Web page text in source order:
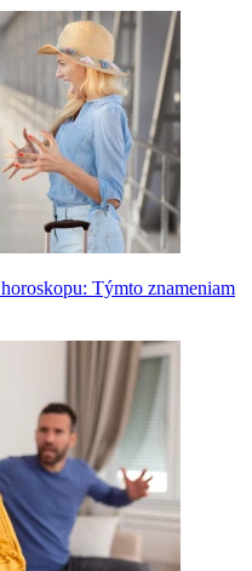
Týmto znameniam